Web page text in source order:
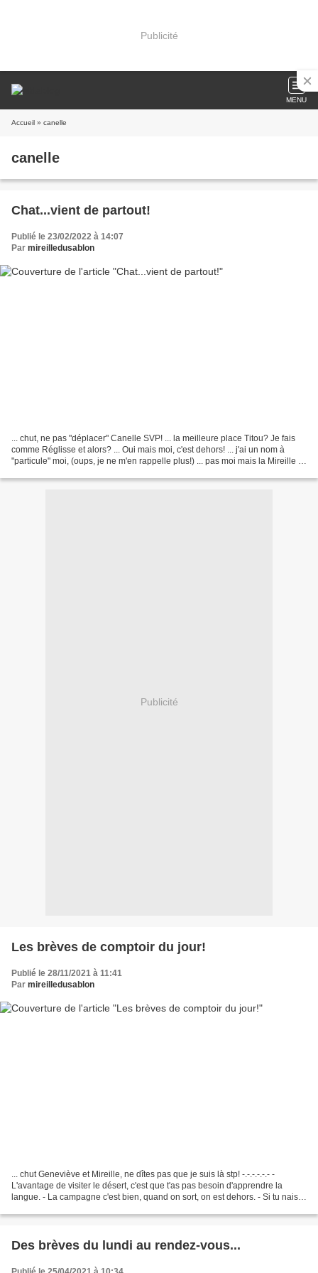
Publicité
MENU
Accueil » canelle
canelle
Chat...vient de partout!
Publié le 23/02/2022 à 14:07
Par mireilledusablon
... chut, ne pas "déplacer" Canelle SVP! ... la meilleure place Titou? Je fais
comme Réglisse et alors? ... Oui mais moi, c'est dehors! ... j'ai un nom à
"particule" moi, (oups, je ne m'en rappelle plus!) ... pas moi mais la Mireille a
Publicité
Les brèves de comptoir du jour!
Publié le 28/11/2021 à 11:41
Par mireilledusablon
... chut Geneviève et Mireille, ne dîtes pas que je suis là stp! -.-.-.-.-.- -
L'avantage de visiter le désert, c'est que t'as pas besoin d'apprendre la
langue. - La campagne c'est bien, quand on sort, on est dehors. - Si tu nais
Des brèves du lundi au rendez-vous...